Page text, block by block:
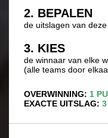
2. BEPALEN
de uitslagen van
3. KIES
de winnaar van elke
(alle teams door
OVERWINNING: 1
EXACTE UITSLAG: